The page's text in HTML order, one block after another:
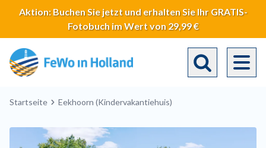
Direkt
Inhalt
Aktion: Buchen Sie jetzt und erhalten Sie Ihr GRATIS-
Fotobuch im Wert von 29,99 €
Toggle search
Breadcrumb
Startseite Eekhoorn (Kindervakantiehuis)